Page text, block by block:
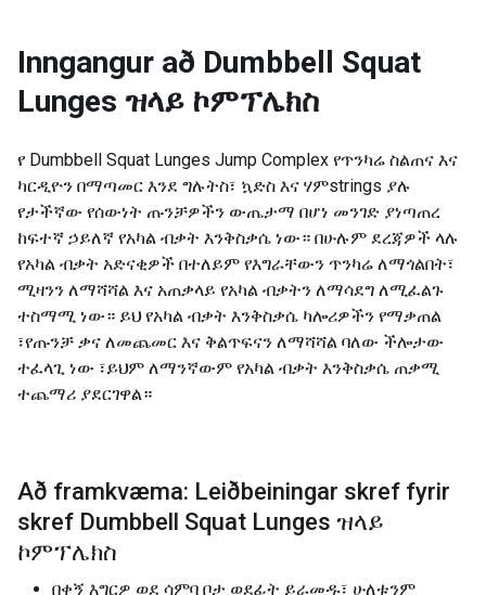
Inngangur að Dumbbell Squat
Lunges ዝላይ ኮምፕሌክስ
የ Dumbbell Squat Lunges Jump Complex የጥንካሬ ስልጠና እና
ካርዲዮን በማጣመር እንደ ግሉትስ፣ ኳድስ እና ሃምstrings ያሉ
የታችኛው የሰውነት ጡንቻዎችን ውጤታማ በሆነ መንገድ ያነጣጠረ
ከፍተኛ ኃይለኛ የአካል ብቃት እንቅስቃሴ ነው። በሁሉም ደረጃዎች ላሉ
የአካል ብቃት አድናቂዎች በተለይም የእግራቸውን ጥንካሬ ለማጎልበት፣
ሚዛንን ለማሻሻል እና አጠቃላይ የአካል ብቃትን ለማሳደግ ለሚፈልጉ
ተስማሚ ነው። ይህ የአካል ብቃት እንቅስቃሴ ካሎሪዎችን የማቃጠል
፣የጡንቻ ቃና ለመጨመር እና ቅልጥፍናን ለማሻሻል ባለው ችሎታው
ተፈላጊ ነው ፣ይህም ለማንኛውም የአካል ብቃት እንቅስቃሴ ጠቃሚ
ተጨማሪ ያደርገዋል።
Að framkvæma: Leiðbeiningar skref fyrir
skref Dumbbell Squat Lunges ዝላይ
ኮምፕሌክስ
በቀኝ እግርዎ ወደ ሳምባ ቦታ ወደፊት ይራመዱ፣ ሁለቱንም